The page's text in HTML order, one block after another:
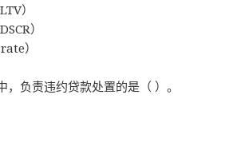
）
）
）
，负责违约贷款处置的是（ ）。